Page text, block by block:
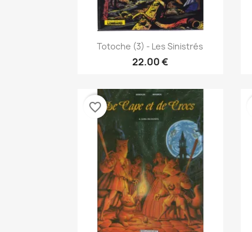
 نظرة سريعة
Totoche (3) - Les Sinistrés
22.00 €
favorite_border